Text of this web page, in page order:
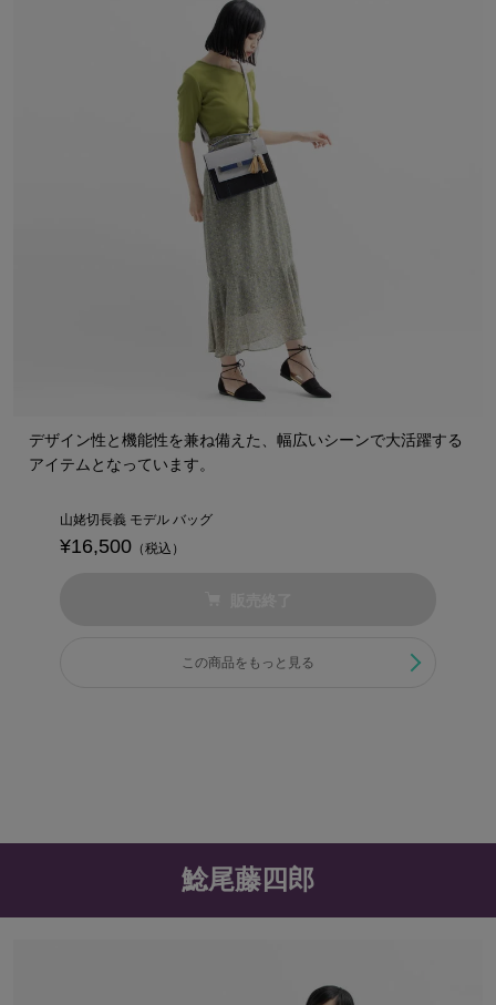
デザイン性と機能性を兼ね備えた、幅広いシーンで大活躍する
アイテムとなっています。
山姥切長義 モデル バッグ
¥16,500 （税込）
この商品をもっと見る
鯰尾藤四郎